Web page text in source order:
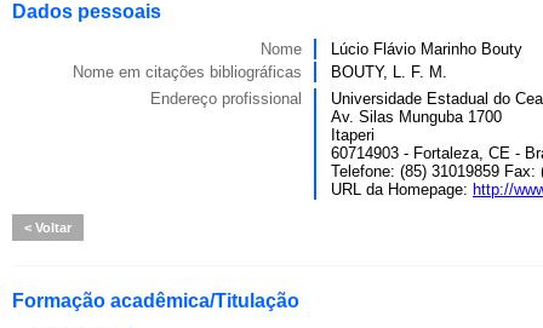
Dados pessoais
Nome
Lúcio Flávio Marinho Bouty
Nome em citações bibliográficas
BOUTY, L. F. M.
Endereço profissional
Universidade Estadual do
Av. Silas Munguba 1700
Itaperi
60714903 - Fortaleza, CE -
Telefone: (85) 31019859 Fax:
URL da Homepage: http://
Voltar
Formação acadêmica/Titulação